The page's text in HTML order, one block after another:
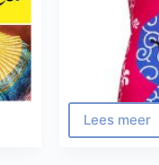
Lees meer
Tour
De